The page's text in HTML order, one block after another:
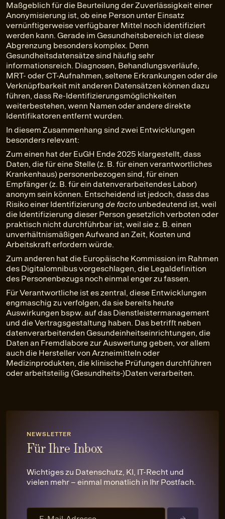
Maßgeblich für die Beurteilung der Zuverlässigkeit einer
Anonymisierung ist, ob eine Person unter Einsatz
vernünftigerweise verfügbarer Mittel noch identifiziert
werden kann. Gerade im Gesundheitsbereich ist diese
Abgrenzung besonders komplex. Denn
Gesundheitsdatensätze sind häufig sehr
informationsreich. Diagnosen, Behandlungsverläufe,
MRT- oder CT-Aufnahmen, seltene Erkrankungen oder die
Verknüpfbarkeit mit anderen Datensätzen können dazu
führen, dass Re-Identifizierungsmöglichkeiten
weiterbestehen, wenn Namen oder andere direkte
Identifikatoren entfernt wurden.
In diesem Zusammenhang sind zwei Entwicklungen
besonders relevant:
Zum einen hat der EuGH Ende 2025 klargestellt, dass
Daten, die für eine Stelle (z. B. für einen verantwortliches
Krankenhaus) personenbezogen sind, für einen
Empfänger (z. B. für ein datenverarbeitendes Labor)
anonym sein können. Entscheidend ist jedoch, dass das
Risiko einer Identifizierung de facto unbedeutend ist, weil
die Identifizierung dieser Person gesetzlich verboten oder
praktisch nicht durchführbar ist, weil sie z. B. einen
unverhältnismäßigen Aufwand an Zeit, Kosten und
Arbeitskraft erfordern würde.
Zum anderen hat die Europäische Kommission im Rahmen
des Digitalomnibus vorgeschlagen, die Legaldefinition
des Personenbezugs noch einmal enger zu fassen.
Für Verantwortliche ist es zentral, diese Entwicklungen
engmaschig zu verfolgen, da sie bereits heute
Auswirkungen bspw. auf das Dienstleistermanagement
und die Vertragsgestaltung haben. Das betrifft neben
datenverarbeitenden Gesundeinheitseinrichtungen, die
Daten an Fremdlabore zur Auswertung geben, vor allem
auch die Hersteller von Arzneimitteln oder
Medizinprodukten, die klinische Prüfungen durchführen
oder arbeitsteilig (Gesundheits-)Daten verarbeiten.
NEWSLETTER
Für Ihre Inbox
Wichtiges zu Datenschutz, KI, IT-Recht und
vielen mehr – einmal monatlich in Ihr Postfach.